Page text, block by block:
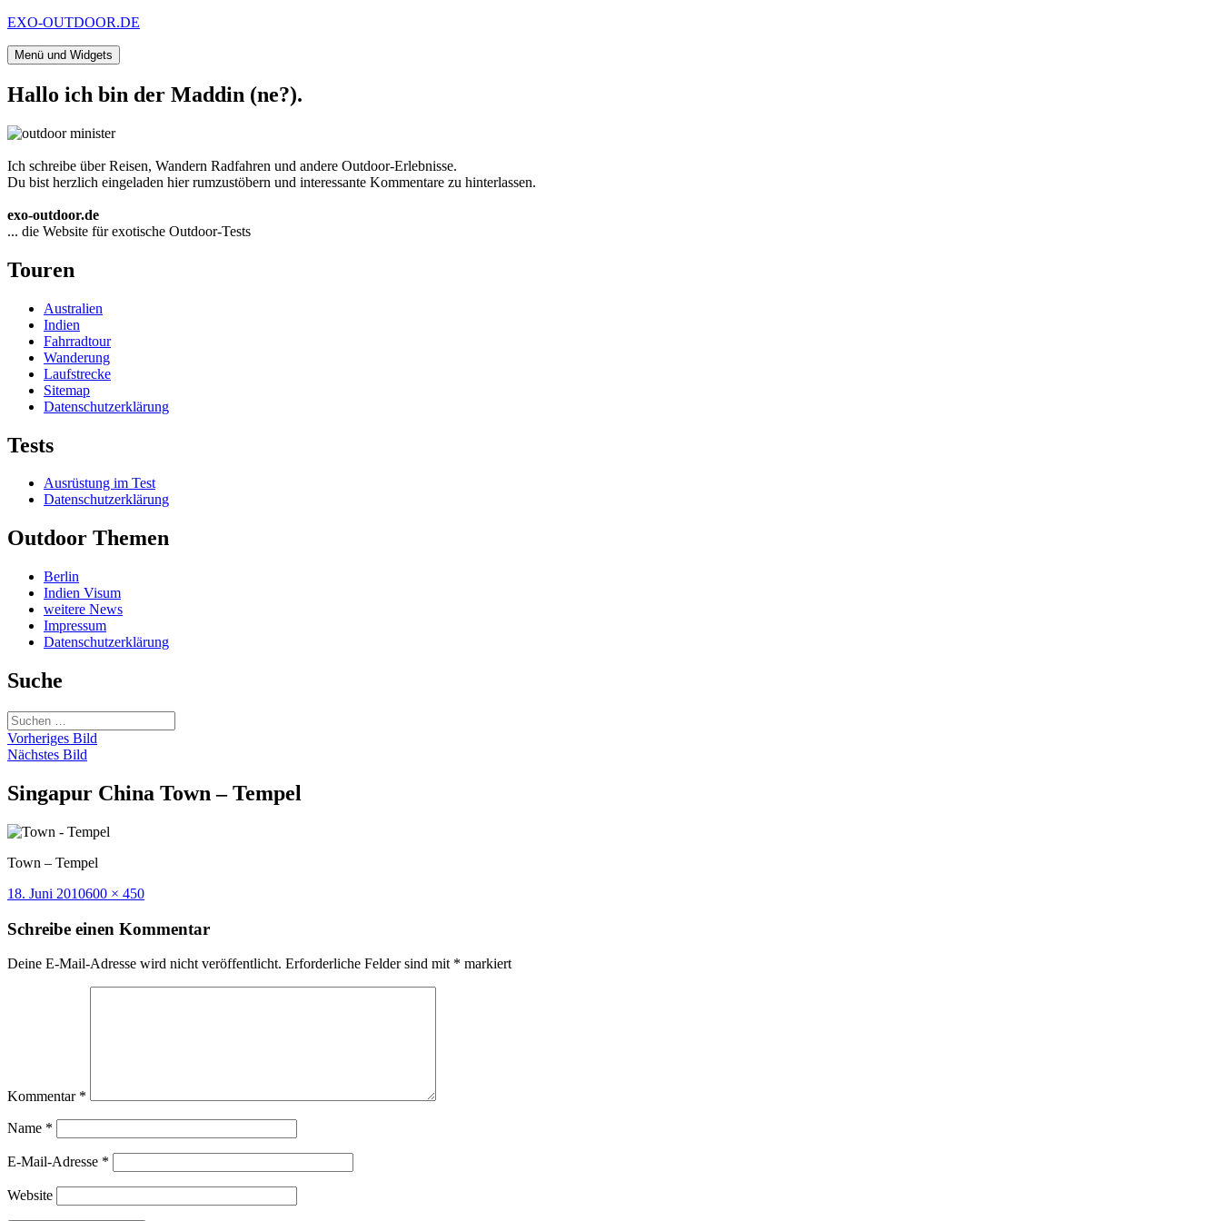
Zum
springen
EXO-OUTDOOR.DE
Menü und Widgets
Hallo ich bin der Maddin (ne?).
Ich schreibe über Reisen, Wandern Radfahren und andere Outdoor-Erlebnisse.
Du bist herzlich eingeladen hier rumzustöbern und interessante Kommentare zu hinterlassen.
exo-outdoor.de
... die Website für exotische Outdoor-Tests
Touren
Australien
Indien
Fahrradtour
Wanderung
Laufstrecke
Sitemap
Datenschutzerklärung
Tests
Ausrüstung im Test
Datenschutzerklärung
Outdoor Themen
Berlin
Indien Visum
weitere News
Impressum
Datenschutzerklärung
Suche
Suchen
nach:
Vorheriges Bild
Nächstes Bild
Singapur China Town – Tempel
Town – Tempel
Veröffentlicht
18. Juni 2010Volle
600 × 450
Schreibe einen Kommentar
Deine E-Mail-Adresse wird nicht veröffentlicht. Erforderliche Felder sind mit * markiert
Kommentar *
Name *
E-Mail-Adresse *
Website